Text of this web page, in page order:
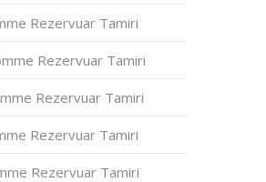
Rezervuar Tamiri
Rezervuar Tamiri
Rezervuar Tamiri
Rezervuar Tamiri
Rezervuar Tamiri